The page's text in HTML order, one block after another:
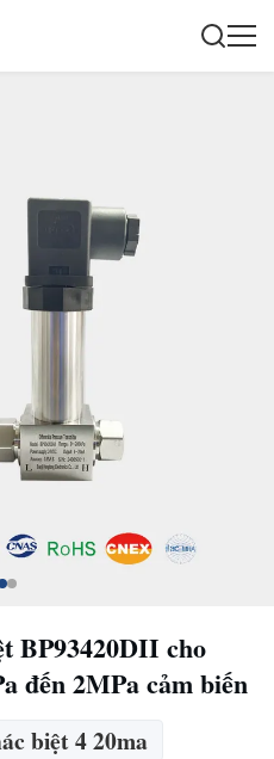
BP93420DII cho
đến 2MPa cảm biến
biệt 4 20ma